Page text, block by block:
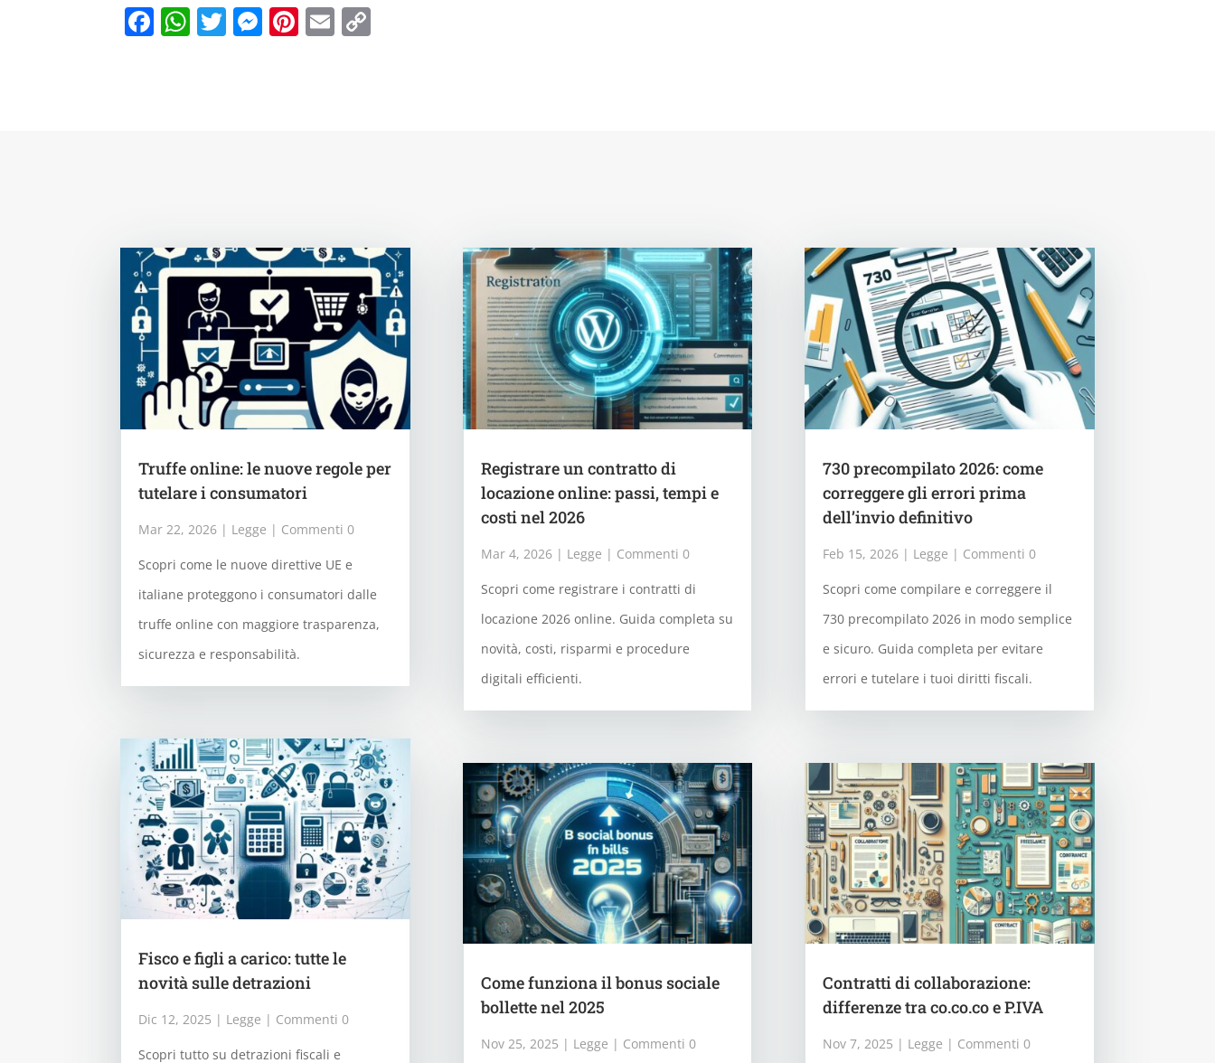
Facebook
WhatsApp
Twitter
Messenger
Pinterest
Email
Truffe online: le nuove regole per
tutelare i consumatori
Mar 22, 2026 | Legge | Commenti 0
Scopri come le nuove direttive UE e
italiane proteggono i consumatori dalle
truffe online con maggiore trasparenza,
sicurezza e responsabilità.
Fisco e figli a carico: tutte le
novità sulle detrazioni
Dic 12, 2025 | Legge | Commenti 0
Scopri tutto su detrazioni fiscali e
Registrare un contratto di
locazione online: passi, tempi e
costi nel 2026
Mar 4, 2026| Legge | Commenti 0
Scopri come registrare i contratti di
locazione 2026 online. Guida completa su
novità, costi, risparmi e procedure
digitali efficienti.
Come funziona il bonus sociale
bollette nel 2025
Nov 25, 2025 | Legge | Commenti 0
730 precompilato 2026: come
correggere gli errori prima
dell’invio definitivo
Feb 15, 2026| Legge | Commenti 0
Scopri come compilare e correggere il
730 precompilato 2026 in modo semplice
e sicuro. Guida completa per evitare
errori e tutelare i tuoi diritti fiscali.
Contratti di collaborazione:
differenze tra co.co.co e P.IVA
Nov 7, 2025 | Legge | Commenti 0